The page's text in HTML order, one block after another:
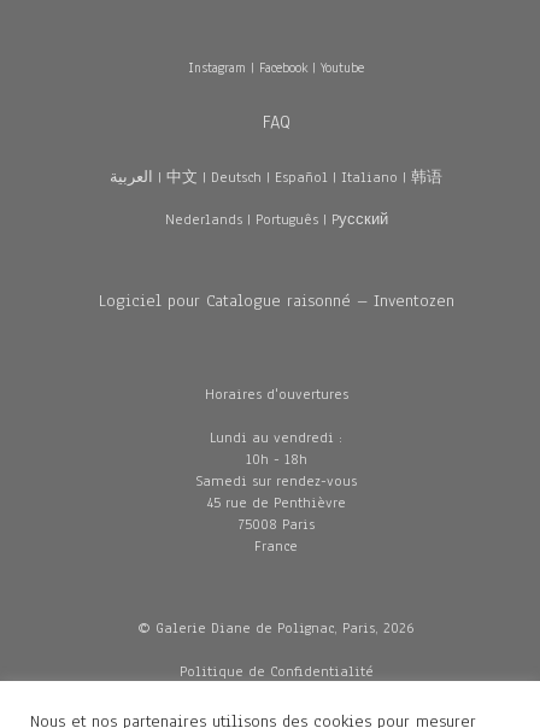
Instagram | Facebook| Youtube
FAQ
العربية | 中文 | Deutsch | Español | Italiano | 韩语
Nederlands| Português| Pусский
Logiciel pour Catalogue raisonné – Inventozen
Horaires d'ouvertures
Lundi au vendredi :
10h - 18h
Samedi sur rendez-vous
45 rue de Penthièvre
75008 Paris
France
© Galerie Diane de Polignac, Paris, 2026
Politique de Confidentialité
Mentions légales
Nous et nos partenaires utilisons des cookies pour mesurer